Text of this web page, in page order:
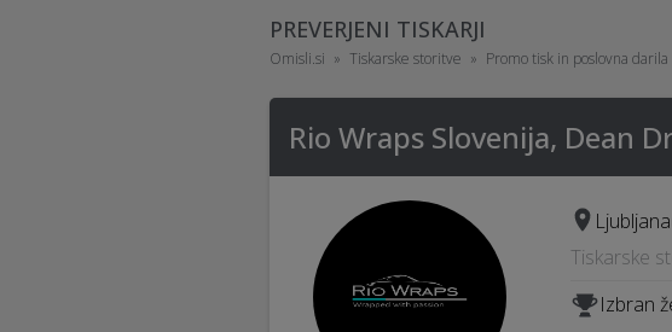
PREVERJENI TISKARJI
Omisli.si Tiskarske storitve Promo tisk in poslovna darila
Rio Wraps Slovenija, Dean
Ljubljana
Tiskarske
Izbran